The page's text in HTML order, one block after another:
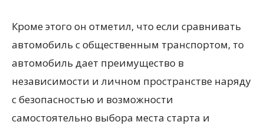
Кроме этого он отметил, что если сравнивать
автомобиль с общественным транспортом, то
автомобиль дает преимущество в
независимости и личном пространстве наряду
с безопасностью и возможности
самостоятельно выбора места старта и